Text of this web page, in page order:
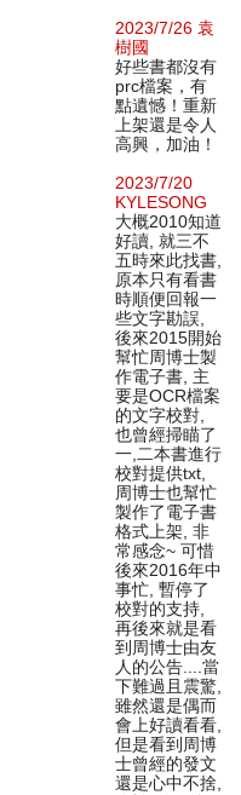
2023/7/26 袁
樹國
好些書都沒有
prc檔案，有
點遺憾！重新
上架還是令人
高興，加油！
2023/7/20
KYLESONG
大概2010知道
好讀, 就三不
五時來此找書,
原本只有看書
時順便回報一
些文字勘誤,
後來2015開始
幫忙周博士製
作電子書, 主
要是OCR檔案
的文字校對,
也曾經掃瞄了
一,二本書進行
校對提供txt,
周博士也幫忙
製作了電子書
格式上架, 非
常感念~ 可惜
後來2016年中
事忙, 暫停了
校對的支持,
再後來就是看
到周博士由友
人的公告....當
下難過且震驚,
雖然還是偶而
會上好讀看看,
但是看到周博
士曾經的發文
還是心中不捨,